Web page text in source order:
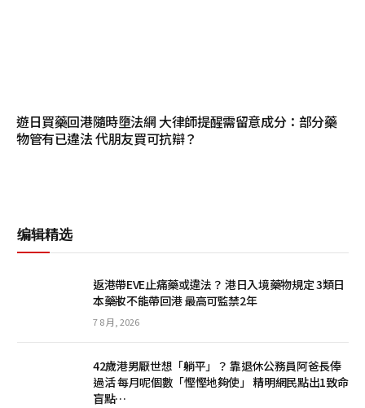
遊日買藥回港隨時墮法網 大律師提醒需留意成分：部分藥
物管有已違法 代朋友買可抗辯？
编辑精选
返港帶EVE止痛藥或違法？ 港日入境藥物規定 3類日
本藥妝不能帶回港 最高可監禁2年
7 8 月, 2026
42歲港男厭世想「躺平」？ 靠退休公務員阿爸長俸
過活 每月呢個數「慳慳地夠使」 精明網民點出1致命
盲點…